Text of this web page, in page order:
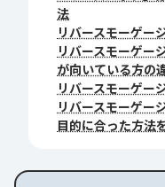
法
リバースモーゲー
リバースモーゲー
が向いている方の
リバースモーゲー
リバースモーゲー
目的に合った方法